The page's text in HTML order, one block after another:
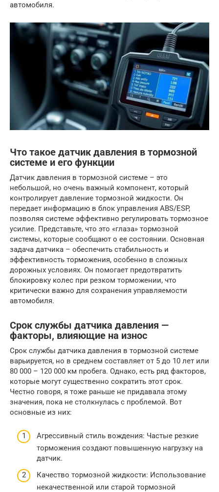
автомобиля.
Что такое датчик давления в тормозной
системе и его функции
Датчик давления в тормозной системе – это
небольшой, но очень важный компонент, который
контролирует давление тормозной жидкости. Он
передает информацию в блок управления ABS/ESP,
позволяя системе эффективно регулировать тормозное
усилие. Представьте, что это «глаза» тормозной
системы, которые сообщают о ее состоянии. Основная
задача датчика – обеспечить стабильность и
эффективность торможения, особенно в сложных
дорожных условиях. Он помогает предотвратить
блокировку колес при резком торможении, что
критически важно для сохранения управляемости
автомобиля.
Срок службы датчика давления —
факторы, влияющие на износ
Срок службы датчика давления в тормозной системе
варьируется, но в среднем составляет от 5 до 10 лет или
80 000 – 120 000 км пробега. Однако, есть ряд факторов,
которые могут существенно сократить этот срок.
Честно говоря, я тоже раньше не придавала этому
значения, пока не столкнулась с проблемой. Вот
основные из них:
Агрессивный стиль вождения: Частые резкие
торможения создают повышенную нагрузку на
датчик.
Качество тормозной жидкости: Использование
некачественной или старой тормозной